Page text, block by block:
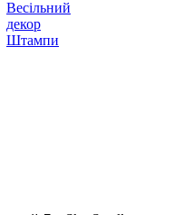
Весільний
декор
Штампи